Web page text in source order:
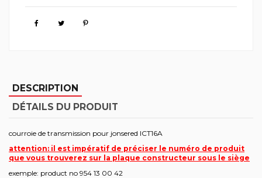
DESCRIPTION
DÉTAILS DU PRODUIT
courroie de transmission pour jonsered ICT16A
attention: il est impératif de préciser le numéro de produit
que vous trouverez sur la plaque constructeur sous le siège
exemple: product no 954 13 00 42